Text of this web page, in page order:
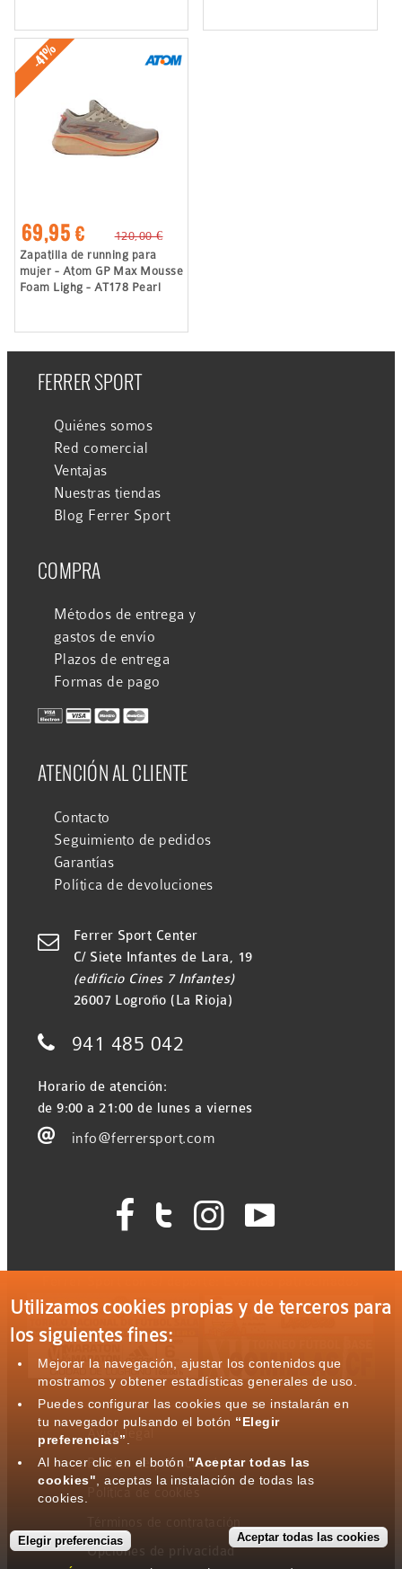
-41%
69,95 €
120,00 €
Zapatilla de running para
mujer - Atom GP Max Mousse
Foam Lighg - AT178 Pearl
FERRER SPORT
Quiénes somos
Red comercial
Ventajas
Nuestras tiendas
Blog Ferrer Sport
COMPRA
Métodos de entrega y
gastos de envío
Plazos de entrega
Formas de pago
ATENCIÓN AL CLIENTE
Contacto
Seguimiento de pedidos
Garantías
Política de devoluciones

Ferrer Sport Center
C/ Siete Infantes de Lara, 19
(edificio Cines 7 Infantes)
26007 Logroño (La Rioja)
 941 485 042
Horario de atención:
de 9:00 a 21:00 de lunes a viernes
 info@ferrersport.com
   
Aviso legal
Política de privacidad
Opciones de privacidad
Utilizamos cookies propias y de terceros para
los siguientes fines:
Mejorar la navegación, ajustar los contenidos que
mostramos y obtener estadísticas generales de uso.
Puedes configurar las cookies que se instalarán en
tu navegador pulsando el botón “Elegir
preferencias”
Al hacer clic en el botón "Aceptar todas las
cookies" , aceptas la instalación de todas las
cookies.
Elegir preferencias Aceptar todas las cookies